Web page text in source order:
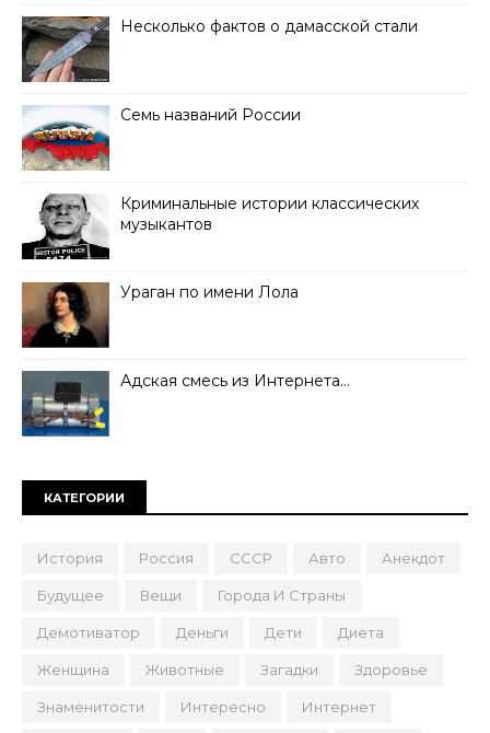
Несколько фактов о дамасской стали
Семь названий России
Криминальные истории классических
музыкантов
Ураган по имени Лола
Адская смесь из Интернета…
КАТЕГОРИИ
История Россия СССР Авто Анекдот
Будущее Вещи Города И Страны
Демотиватор Деньги Дети Диета
Женщина Животные Загадки Здоровье
Знаменитости Интересно Интернет